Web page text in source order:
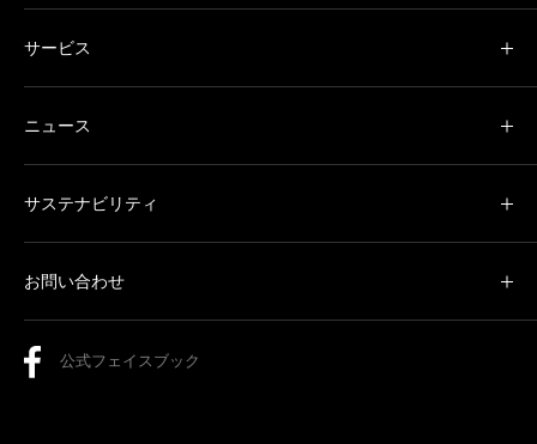
サービス
ニュース
サステナビリティ
お問い合わせ
公式フェイスブック